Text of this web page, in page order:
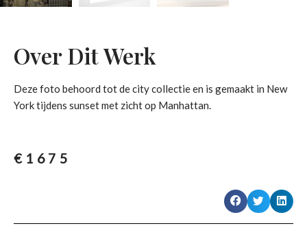
Over Dit Werk
Deze foto behoord tot de city collectie en is gemaakt in New
York tijdens sunset met zicht op Manhattan.
€ 1675